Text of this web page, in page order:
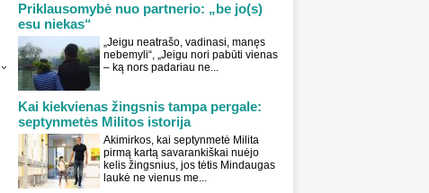
Priklausomybė nuo partnerio: „be jo(s)
esu niekas“
„Jeigu neatrašo, vadinasi, manęs
nebemyli“, „Jeigu nori pabūti vienas
– ką nors padariau ne...
Kai kiekvienas žingsnis tampa pergale:
septynmetės Militos istorija
Akimirkos, kai septynmetė Milita
pirmą kartą savarankiškai nuėjo
kelis žingsnius, jos tėtis Mindaugas
laukė ne vienus me...